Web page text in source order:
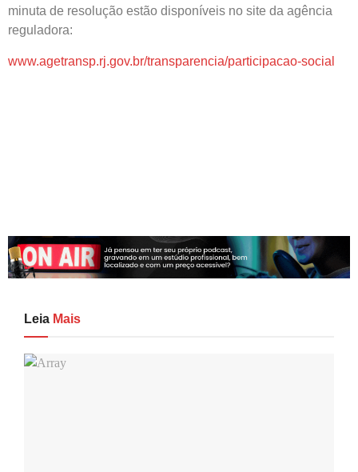
minuta de resolução estão disponíveis no site da agência
reguladora:
www.agetransp.rj.gov.br/transparencia/participacao-social
Leia Mais